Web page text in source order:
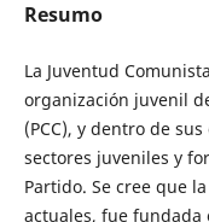
Resumo
La Juventud
organización juvenil
(PCC), y dentro de
sectores juveniles y
Partido. Se cree que
actuales, fue fundada